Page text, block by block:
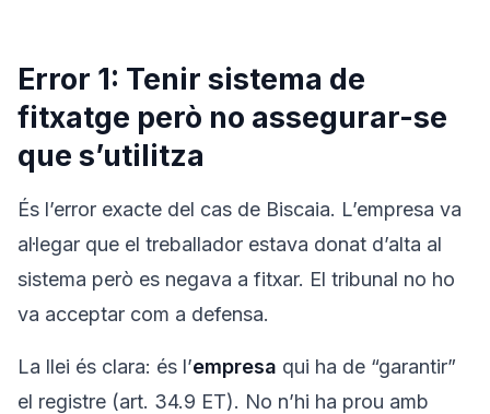
Error 1: Tenir sistema de
fitxatge però no assegurar-se
que s’utilitza
És l’error exacte del cas de Biscaia. L’empresa va
al·legar que el treballador estava donat d’alta al
sistema però es negava a fitxar. El tribunal no ho
va acceptar com a defensa.
La llei és clara: és l’empresa qui ha de “garantir”
el registre (art. 34.9 ET). No n’hi ha prou amb